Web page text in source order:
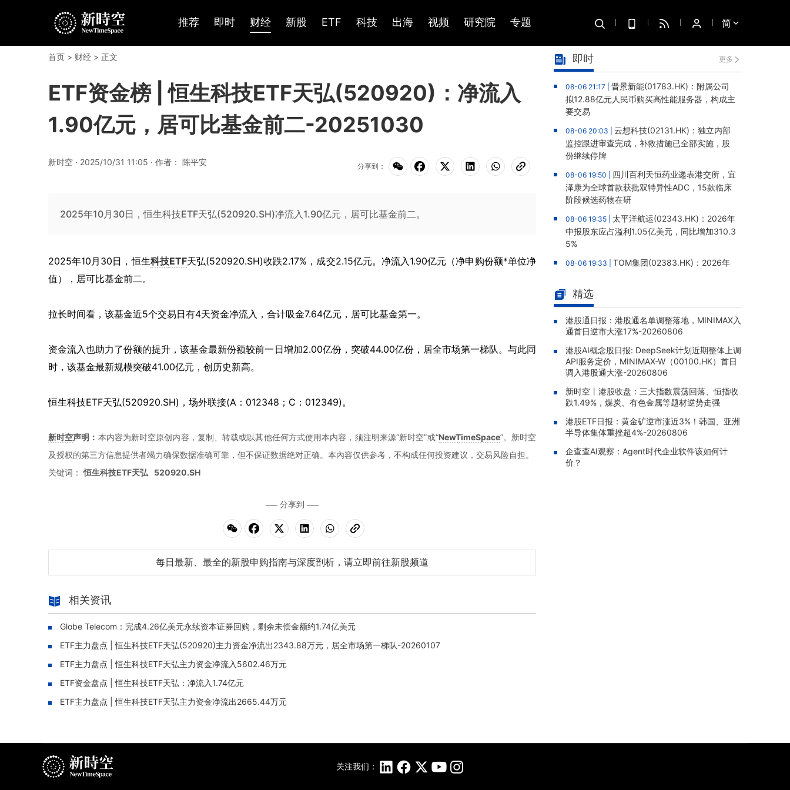
推荐 即时 财经 新股 ETF 科技 出海 视频 研究院 专题 简
首页 > 财经 > 正文
ETF资金榜 | 恒生科技ETF天弘(520920)：净流入
1.90亿元，居可比基金前二-20251030
新时空 · 2025/10/31 11:05 · 作者： 陈平安 分享到：
2025年10月30日，恒生科技ETF天弘(520920.SH)净流入1.90亿元，居可比基金前二。
2025年10月30日，恒生科技ETF天弘(520920.SH)收跌2.17%，成交2.15亿元。净流入1.90亿元（净申购份额*单位净
值），居可比基金前二。
拉长时间看，该基金近5个交易日有4天资金净流入，合计吸金7.64亿元，居可比基金第一。
资金流入也助力了份额的提升，该基金最新份额较前一日增加2.00亿份，突破44.00亿份，居全市场第一梯队。与此同
时，该基金最新规模突破41.00亿元，创历史新高。
恒生科技ETF天弘(520920.SH)，场外联接(A：012348；C：012349)。
新时空声明： 本内容为新时空原创内容，复制、转载或以其他任何方式使用本内容，须注明来源“新时空”或“NewTimeSpace”。新时空
及授权的第三方信息提供者竭力确保数据准确可靠，但不保证数据绝对正确。本內容仅供参考，不构成任何投资建议，交易风险自担。
关键词： 恒生科技ETF天弘 520920.SH
分享到
每日最新、最全的新股申购指南与深度剖析，请立即前往新股频道
相关资讯
Globe Telecom：完成4.26亿美元永续资本证券回购，剩余未偿金额约1.74亿美元
ETF主力盘点 | 恒生科技ETF天弘(520920)主力资金净流出2343.88万元，居全市场第一梯队-20260107
ETF主力盘点 | 恒生科技ETF天弘主力资金净流入5602.46万元
ETF资金盘点 | 恒生科技ETF天弘：净流入1.74亿元
ETF主力盘点 | 恒生科技ETF天弘主力资金净流出2665.44万元
即时 更多
08-06 21:17 | 晋景新能(01783.HK)：附属公司
拟12.88亿元人民币购买高性能服务器，构成主
要交易
08-06 20:03 | 云想科技(02131.HK)：独立内部
监控跟进审查完成，补救措施已全部实施，股
份继续停牌
08-06 19:50 | 四川百利天恒药业递表港交所，宜
泽康为全球首款获批双特异性ADC，15款临床
阶段候选药物在研
08-06 19:35 | 太平洋航运(02343.HK)：2026年
中报股东应占溢利1.05亿美元，同比增加310.3
5%
08-06 19:33 | TOM集团(02383.HK)：2026年
9.51%
08-06 19:31 |中信证券(06030.HK)：向中信金
控发行约8.04亿股H股已完成，募资净额约18
4.13亿港元
08-06 19:28 |翰森制药(03692.HK)：1类新药H
S-10582片获NMPA临床试验批准，拟用于治
疗原发性高胆固醇血症
08-06 18:40 |昊海生物科技(06826.HK)：控股
子公司三焦点环曲面人工晶状体获医疗器械注
册证，系国内首款获批国产三焦点散光人工晶
状体
08-06 18:26 |凯盛新能(01108.HK)：因诉讼仲
裁信息披露不及时收河南证监局警示函，董事
精选
港股通日报：港股通名单调整落地，MINIMAX入
通首日逆市大涨17%-20260806
港股AI概念股日报: DeepSeek计划近期整体上调
API服务定价，MINIMAX-W（00100.HK）首日
调入港股通大涨-20260806
新时空丨港股收盘：三大指数震荡回落、恒指收
跌1.49%，煤炭、有色金属等题材逆势走强
港股ETF日报：黄金矿逆市涨近3%！韩国、亚洲
半导体集体重挫超4%-20260806
企查查AI观察：Agent时代企业软件该如何计
价？
关注我们：